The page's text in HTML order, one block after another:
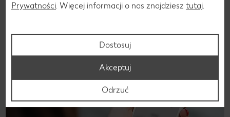
Prywatności. Więcej informacji o nas znajdziesz tutaj.
Dostosuj
Odrzuć
Akceptuj